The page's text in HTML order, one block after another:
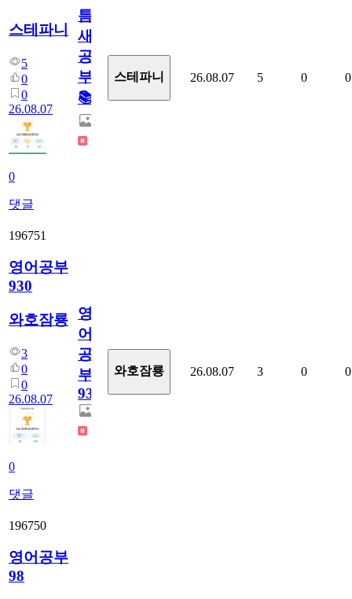
스테파니
5
0
0
26.08.07
0
댓글
틈
새
공
부!
📚
스테파니 26.08.07 5 0 0
196751
영어공부
930
와호잠룡
3
0
0
26.08.07
0
댓글
영
어
공
부
930
와호잠룡 26.08.07 3 0 0
196750
영어공부
98